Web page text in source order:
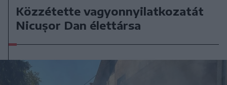
Közzétette vagyonnyilatkozatát
Nicușor Dan élettársa